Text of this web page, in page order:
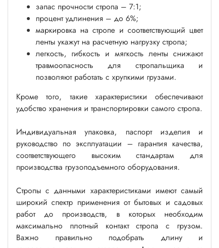
запас прочности стропа – 7:1;
процент удлинения – до 6%;
маркировка на стропе и соответствующий цвет
ленты укажут на расчетную нагрузку стропа;
легкость, гибкость и мягкость ленты снижают
травмоопасность для стропальщика и
позволяют работать с хрупкими грузами.
Кроме того, такие характеристики обеспечивают
удобство хранения и транспортировки самого стропа.
Индивидуальная упаковка, паспорт изделия и
руководство по эксплуатации – гарантия качества,
соответствующего высоким стандартам для
производства грузоподъемного оборудования.
Стропы с данными характеристиками имеют самый
широкий спектр применения от бытовых и садовых
работ до производств, в которых необходим
максимально плотный контакт стропа с грузом.
Важно правильно подобрать длину и